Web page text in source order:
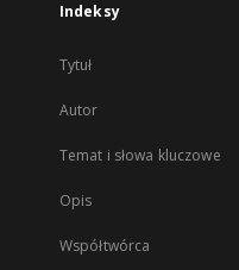
Indeksy
Tytuł
Autor
Temat i słowa kluczowe
Opis
Współtwórca